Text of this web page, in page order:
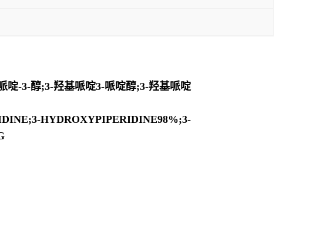
啶-3-醇;3-羟基哌啶3-哌啶醇;3-羟基哌啶
HYDROXYPIPERIDINE98%;3-